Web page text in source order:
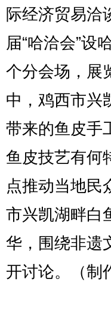
际经济贸易洽
届“哈洽会”设
个分会场，展
中，鸡西市兴
带来的鱼皮手
鱼皮技艺有何
点推动当地民
市兴凯湖畔白
华，围绕非遗
开讨论。（制